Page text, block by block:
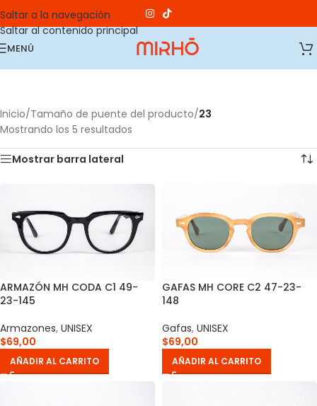
Saltar a la navegación
Saltar al contenido principal
MENÚ
Inicio/Tamaño de puente del producto/23
Mostrando los 5 resultados
Mostrar barra lateral
ARMAZÓN MH CODA C1 49-
23-145
Armazones, UNISEX
$69,00
AÑADIR AL CARRITO
GAFAS MH CORE C2 47-23-
148
Gafas, UNISEX
$69,00
AÑADIR AL CARRITO